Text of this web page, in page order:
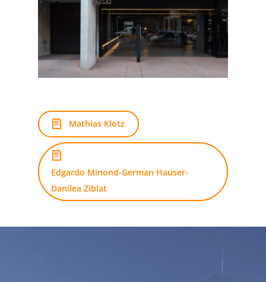
Mathias Klotz
Edgardo Minond-German Hauser-
Danilea Ziblat